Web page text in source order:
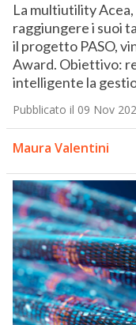
La multiutility
raggiungere i suoi
il progetto PASO,
Award. Obiettivo:
intelligente la
Pubblicato il 09 Nov
Maura Valentini